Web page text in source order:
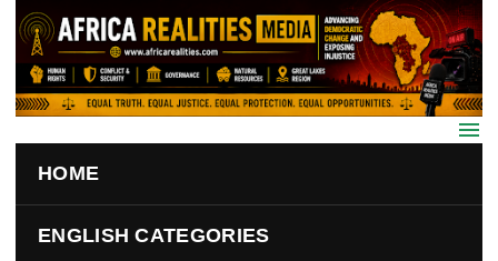
Skip to main content
HOME
ENGLISH CATEGORIES